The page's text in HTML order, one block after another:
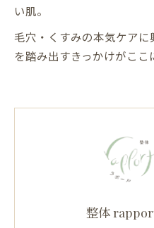
い肌。
毛穴・くすみの本気ケア
を踏み出すきっかけがここ
整体